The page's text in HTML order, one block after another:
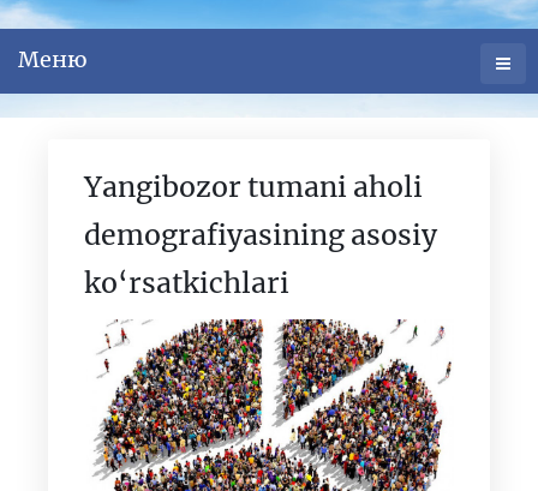
Меню
Yangibozor tumani aholi
demografiyasining asosiy
ko‘rsatkichlari